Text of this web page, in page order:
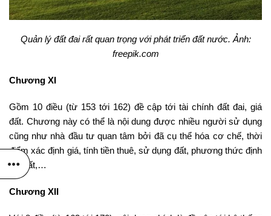
Quản lý đất đai rất quan trọng với phát triển đất nước. Ảnh:
freepik.com
Chương XI
Gồm 10 điều (từ 153 tới 162) đề cập tới tài chính đất đai, giá
đất. Chương này có thể là nội dung được nhiều người sử dụng
cũng như nhà đầu tư quan tâm bởi đã cụ thể hóa cơ chế, thời
điểm xác định giá, tính tiền thuê, sử dụng đất, phương thức định
giá đất,…
Chương XII